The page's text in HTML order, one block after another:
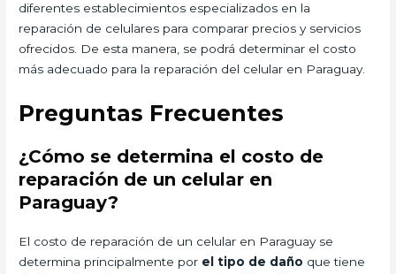
diferentes establecimientos especializados en la
reparación de celulares para comparar precios y servicios
ofrecidos. De esta manera, se podrá determinar el costo
más adecuado para la reparación del celular en Paraguay.
Preguntas Frecuentes
¿Cómo se determina el costo de
reparación de un celular en
Paraguay?
El costo de reparación de un celular en Paraguay se
determina principalmente por el tipo de daño que tiene